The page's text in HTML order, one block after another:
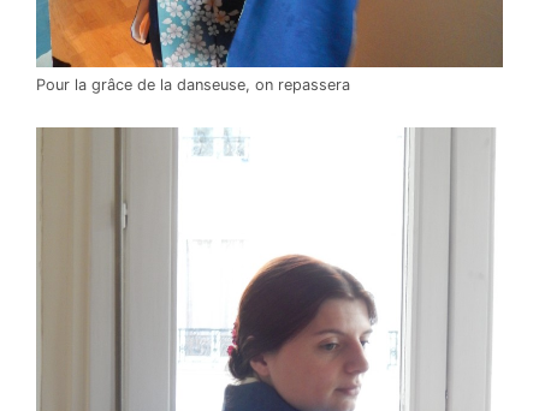
Pour la grâce de la danseuse, on repassera